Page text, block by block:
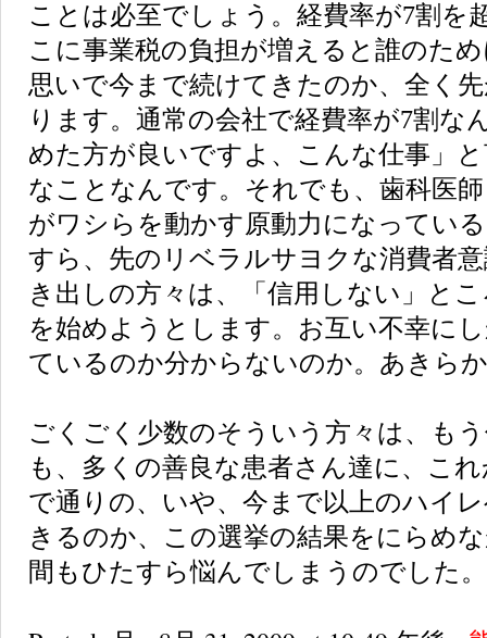
ことは必至でしょう。経費率が7割を
こに事業税の負担が増えると誰のた
思いで今まで続けてきたのか、全く
ります。通常の会社で経費率が7割な
めた方が良いですよ、こんな仕事」
なことなんです。それでも、歯科医
がワシらを動かす原動力になってい
すら、先のリベラルサヨクな消費者
き出しの方々は、「信用しない」と
を始めようとします。お互い不幸に
ているのか分からないのか。あきら
ごくごく少数のそういう方々は、も
も、多くの善良な患者さん達に、こ
で通りの、いや、今まで以上のハイ
きるのか、この選挙の結果をにらめ
間もひたすら悩んでしまうのでした